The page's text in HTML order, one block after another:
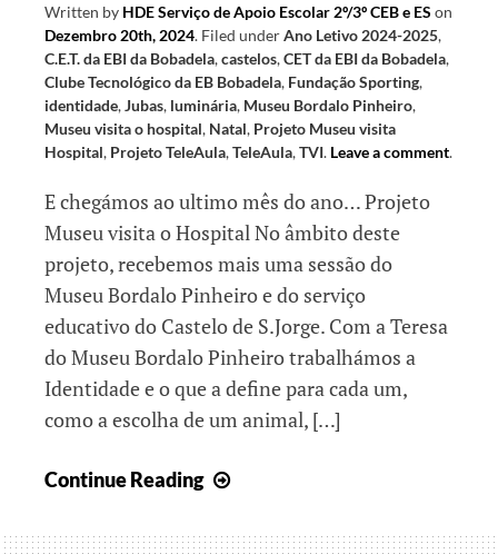
Written by HDE Serviço de Apoio Escolar 2º/3º CEB e ES on
Dezembro 20th, 2024. Filed underAno Letivo 2024-2025,
C.E.T. da EBI da Bobadela,castelos,CET da EBI da Bobadela,
Clube Tecnológico da EB Bobadela, Fundação Sporting,
identidade,Jubas, luminária, Museu Bordalo Pinheiro,
Museu visita o hospital, Natal, Projeto Museu visita
Hospital, Projeto TeleAula,TeleAula,TVI. Leave a comment.
E chegámos ao ultimo mês do ano… Projeto
Museu visita o Hospital No âmbito deste
projeto, recebemos mais uma sessão do
Museu Bordalo Pinheiro e do serviço
educativo do Castelo de S.Jorge. Com a Teresa
do Museu Bordalo Pinheiro trabalhámos a
Identidade e o que a define para cada um,
como a escolha de um animal, […]
Continue Reading
o